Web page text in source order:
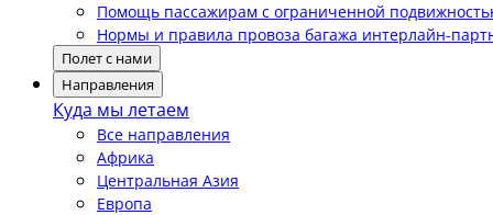
Помощь пассажирам с ограниченной
Нормы и правила провоза багажа интерлайн-
Полет с нами
Направления
Куда мы летаем
Все направления
Африка
Центральная Азия
Европа